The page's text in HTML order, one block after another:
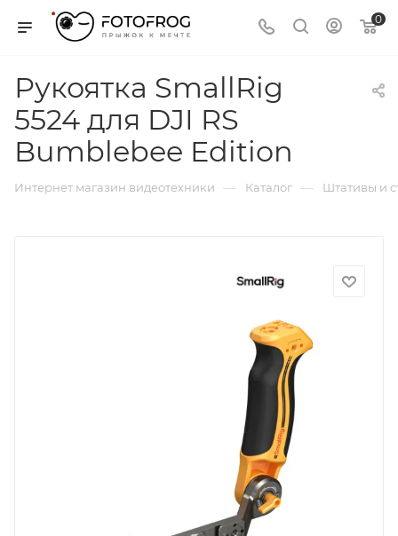
0
Рукоятка SmallRig
5524 для DJI RS
Bumblebee Edition
Интернет магазин видеотехники — Каталог — Штативы и